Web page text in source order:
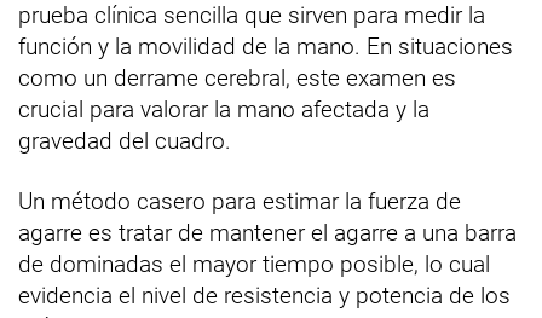
prueba clínica sencilla que sirven para medir la
función y la movilidad de la mano. En situaciones
como un derrame cerebral, este examen es
crucial para valorar la mano afectada y la
gravedad del cuadro.
Un método casero para estimar la fuerza de
agarre es tratar de mantener el agarre a una barra
de dominadas el mayor tiempo posible, lo cual
evidencia el nivel de resistencia y potencia de los